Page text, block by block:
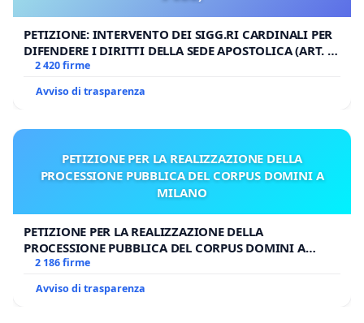
PETIZIONE: INTERVENTO DEI SIGG.RI CARDINALI PER
DIFENDERE I DIRITTI DELLA SEDE APOSTOLICA (ART. 3
UDG)
2 420 firme
Avviso di trasparenza
PETIZIONE PER LA REALIZZAZIONE DELLA
PROCESSIONE PUBBLICA DEL CORPUS DOMINI A
MILANO
PETIZIONE PER LA REALIZZAZIONE DELLA
PROCESSIONE PUBBLICA DEL CORPUS DOMINI A
MILANO
2 186 firme
Avviso di trasparenza